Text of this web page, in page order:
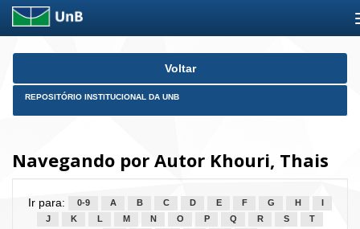
Skip
Voltar
REPOSITÓRIO INSTITUCIONAL DA UNB
Navegando por Autor Khouri, Thais
Ir para: 0-9 A B C D E F G H
J
K L M N O P Q R S
T